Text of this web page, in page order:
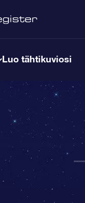
Luo tähtikuviosi